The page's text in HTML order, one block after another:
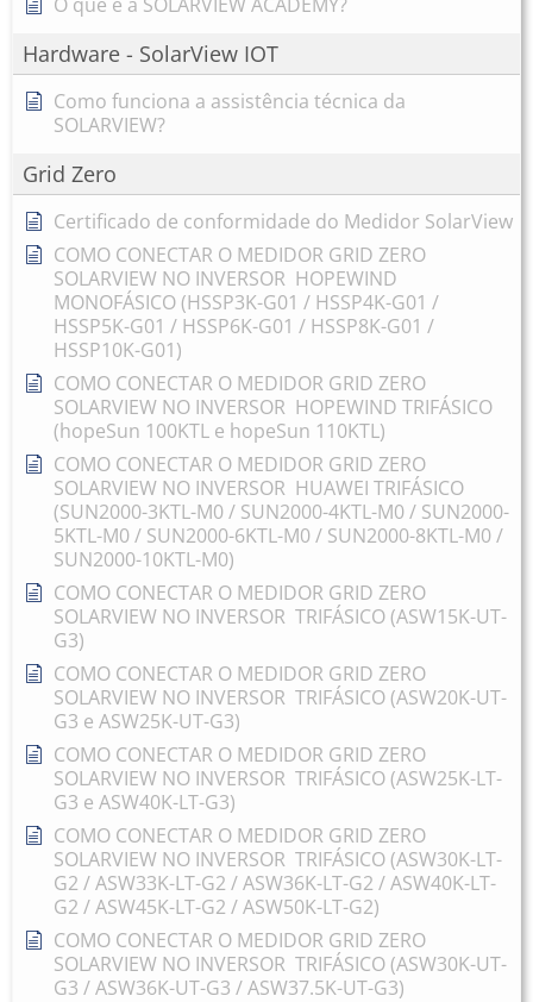
Hardware - SolarView IOT
Como funciona a assistência técnica da
SOLARVIEW?
Grid Zero
Certificado de conformidade do Medidor SolarView
COMO CONECTAR O MEDIDOR GRID ZERO
SOLARVIEW NO INVERSOR HOPEWIND
MONOFÁSICO (HSSP3K-G01 / HSSP4K-G01 /
HSSP5K-G01 / HSSP6K-G01 / HSSP8K-G01 /
HSSP10K-G01)
COMO CONECTAR O MEDIDOR GRID ZERO
SOLARVIEW NO INVERSOR HOPEWIND TRIFÁSICO
(hopeSun 100KTL e hopeSun 110KTL)
COMO CONECTAR O MEDIDOR GRID ZERO
SOLARVIEW NO INVERSOR HUAWEI TRIFÁSICO
(SUN2000-3KTL-M0 / SUN2000-4KTL-M0 / SUN2000-
5KTL-M0 / SUN2000-6KTL-M0 / SUN2000-8KTL-M0 /
SUN2000-10KTL-M0)
COMO CONECTAR O MEDIDOR GRID ZERO
SOLARVIEW NO INVERSOR TRIFÁSICO (ASW15K-UT-
G3)
COMO CONECTAR O MEDIDOR GRID ZERO
SOLARVIEW NO INVERSOR TRIFÁSICO (ASW20K-UT-
G3 e ASW25K-UT-G3)
COMO CONECTAR O MEDIDOR GRID ZERO
SOLARVIEW NO INVERSOR TRIFÁSICO (ASW25K-LT-
G3 e ASW40K-LT-G3)
COMO CONECTAR O MEDIDOR GRID ZERO
SOLARVIEW NO INVERSOR TRIFÁSICO (ASW30K-LT-
G2 / ASW33K-LT-G2 / ASW36K-LT-G2 / ASW40K-LT-
G2 / ASW45K-LT-G2 / ASW50K-LT-G2)
COMO CONECTAR O MEDIDOR GRID ZERO
SOLARVIEW NO INVERSOR TRIFÁSICO (ASW30K-UT-
G3 / ASW36K-UT-G3 / ASW37.5K-UT-G3)